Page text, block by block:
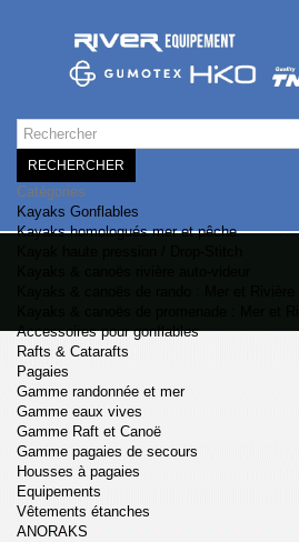
RECHERCHER
Catégories
Kayaks Gonflables
Kayaks homologués mer et pêche
Accessoires pour gonflables
Rafts & Catarafts
Pagaies
Gamme randonnée et mer
Gamme eaux vives
Gamme Raft et Canoë
Gamme pagaies de secours
Housses à pagaies
Equipements
Vêtements étanches
ANORAKS